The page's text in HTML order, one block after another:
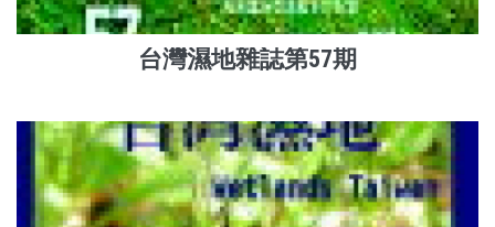
台灣濕地雜誌第57期